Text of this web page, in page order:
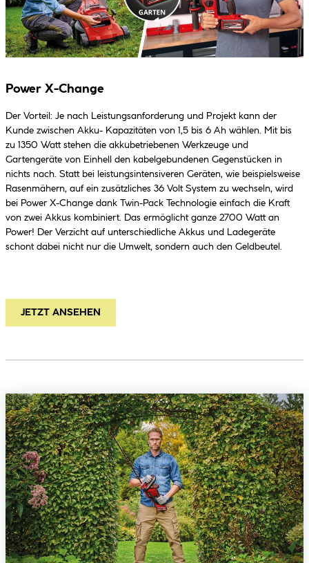
Power X-Change
Der Vorteil: Je nach Leistungsanforderung und Projekt kann der
Kunde zwischen Akku- Kapazitäten von 1,5 bis 6 Ah wählen. Mit bis
zu 1350 Watt stehen die akkubetriebenen Werkzeuge und
Gartengeräte von Einhell den kabelgebundenen Gegenstücken in
nichts nach. Statt bei leistungsintensiveren Geräten, wie beispielsweise
Rasenmähern, auf ein zusätzliches 36 Volt System zu wechseln, wird
bei Power X-Change dank Twin-Pack Technologie einfach die Kraft
von zwei Akkus kombiniert. Das ermöglicht ganze 2700 Watt an
Power! Der Verzicht auf unterschiedliche Akkus und Ladegeräte
schont dabei nicht nur die Umwelt, sondern auch den Geldbeutel.
JETZT ANSEHEN